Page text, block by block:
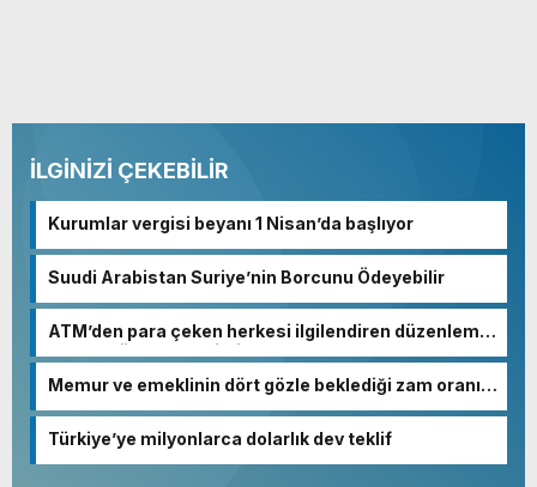
İLGİNİZİ ÇEKEBİLİR
Kurumlar vergisi beyanı 1 Nisan’da başlıyor
Suudi Arabistan Suriye’nin Borcunu Ödeyebilir
ATM’den para çeken herkesi ilgilendiren düzenleme!
Sayılar tümden değişti
Memur ve emeklinin dört gözle beklediği zam oranı
Türkiye’ye milyonlarca dolarlık dev teklif